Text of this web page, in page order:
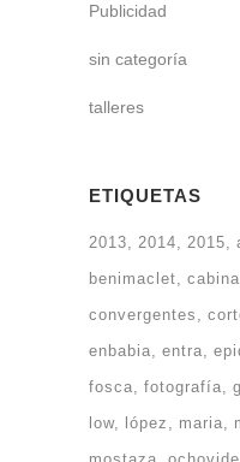
Publicidad
sin categoría
talleres
ETIQUETAS
2013 2014 2015
benimaclet
cabina
convergentes
enbabia
entra
fosca
fotografía
low
lópez maria